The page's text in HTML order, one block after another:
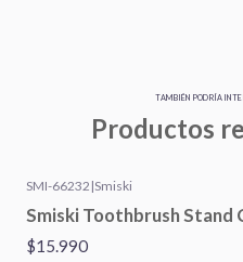
TAMBIÉN PODRÍA
Productos
SMI-66232 |Smiski
Smiski Toothbrush Stand
$15.990